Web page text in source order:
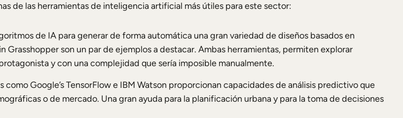
de las herramientas de inteligencia artificial más útiles para este sector:
de IA para generar de forma automática una gran variedad de diseños basados en
son un par de ejemplos a destacar. Ambas herramientas, permiten explorar
y con una complejidad que sería imposible manualmente.
como Google’s TensorFlow e IBM Watson proporcionan capacidades de análisis predictivo que
o de mercado. Una gran ayuda para la planificación urbana y para la toma de decisiones